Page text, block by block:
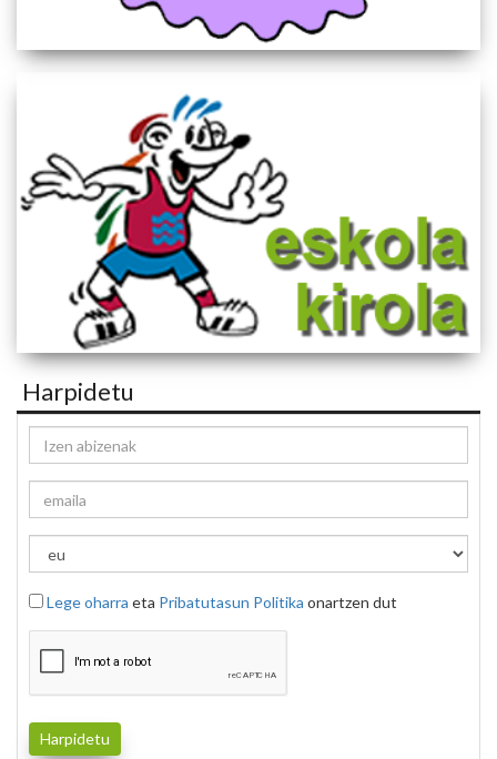
Harpidetu
Lege oharra eta Pribatutasun Politika onartzen dut